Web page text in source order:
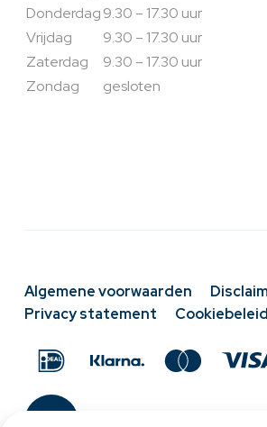
Donderdag9.30 – 17.30 uur
Vrijdag
9.30 – 17.30 uur
Zaterdag
9.30 – 17.30 uur
Zondag
gesloten
Algemene voorwaarden
Privacy statement
Cookiebeleid